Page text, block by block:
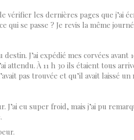
vérifier les dernières pages que j’ai
qui se passe ? Je revis la même
J’ai expédié mes corvées avant
attendu. À 11 h 30 ils étaient tous
pas trouvée et qu’il avait laissé un
J’ai eu super froid, mais j’ai pu